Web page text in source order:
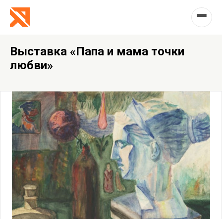
Выставка «Папа и мама точки
любви»